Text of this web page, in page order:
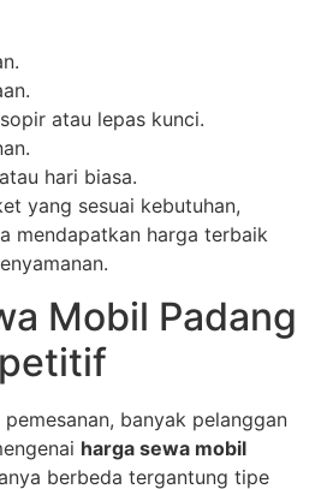
atau lepas kunci.
hari biasa.
yang sesuai kebutuhan,
mendapatkan harga terbaik
Mobil Padang
banyak pelanggan
harga sewa mobil
berbeda tergantung tipe